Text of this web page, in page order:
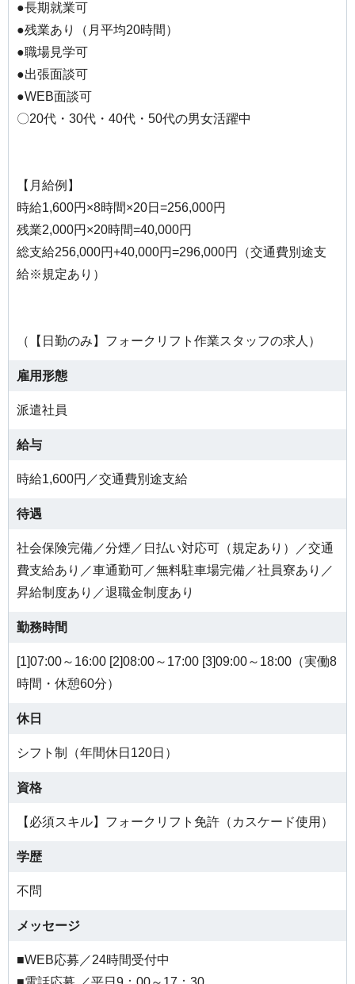
●長期就業可
●残業あり（月平均20時間）
●職場見学可
●出張面談可
●WEB面談可
〇20代・30代・40代・50代の男女活躍中
【月給例】
時給1,600円×8時間×20日=256,000円
残業2,000円×20時間=40,000円
総支給256,000円+40,000円=296,000円（交通費別途支
給※規定あり）
（【日勤のみ】フォークリフト作業スタッフの求人）
雇用形態
派遣社員
給与
時給1,600円／交通費別途支給
待遇
社会保険完備／分煙／日払い対応可（規定あり）／交通
費支給あり／車通勤可／無料駐車場完備／社員寮あり／
昇給制度あり／退職金制度あり
勤務時間
[1]07:00～16:00 [2]08:00～17:00 [3]09:00～18:00（実働8
時間・休憩60分）
休日
シフト制（年間休日120日）
資格
【必須スキル】フォークリフト免許（カスケード使用）
学歴
不問
メッセージ
■WEB応募／24時間受付中